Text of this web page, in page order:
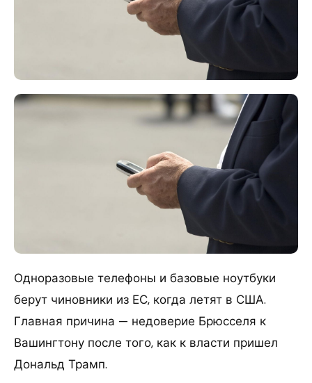
Одноразовые телефоны и базовые ноутбуки
берут чиновники из ЕС, когда летят в США.
Главная причина — недоверие Брюсселя к
Вашингтону после того, как к власти пришел
Дональд Трамп.